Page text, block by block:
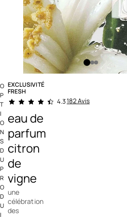
EXCLUSIVITÉ
FRESH
4,2 out of 5 Customer Rating
4.3182 Avis
eau de
parfum
citron
de
vigne
une
célébration
des
O
P
T
I
O
N
S
D
U
P
R
O
D
U
I